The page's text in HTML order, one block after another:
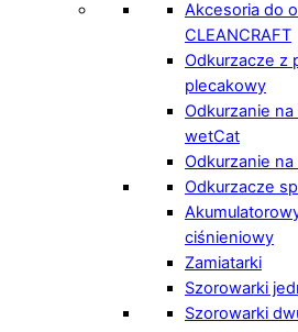
Akcesoria do
CLEANCRAFT
Odkurzacze z
plecakowy
Odkurzanie
wetCat
Odkurzanie
Odkurzacze
ciśnieniowy
Zamiatarki
Szorowarki
Szorowarki